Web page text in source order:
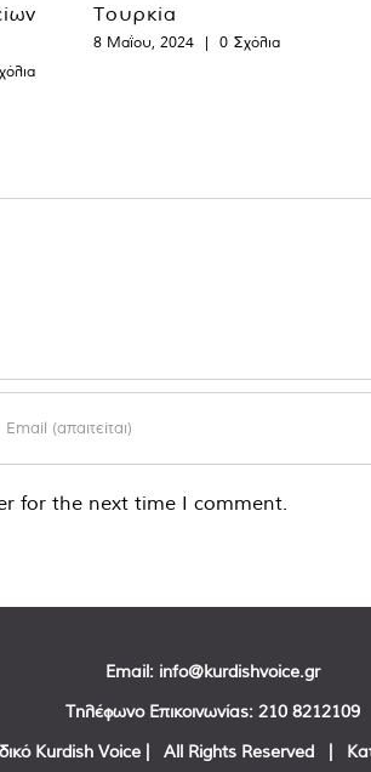
Τουρκία
8 Μαΐου, 2024 | 0 Σχόλια
for the next time I comment.
Email: info@kurdishvoice.gr
Τηλέφωνο Επικοινωνίας: 210 8212109
Kurdish Voice | All Rights Reserved |